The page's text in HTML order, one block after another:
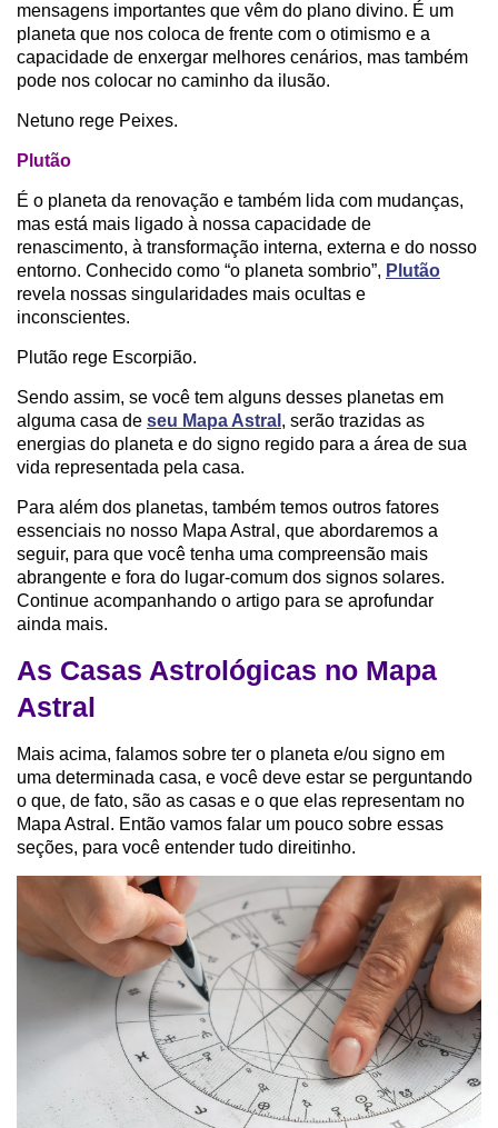
mensagens importantes que vêm do plano divino. É um
planeta que nos coloca de frente com o otimismo e a
capacidade de enxergar melhores cenários, mas também
pode nos colocar no caminho da ilusão.
Netuno rege Peixes.
Plutão
É o planeta da renovação e também lida com mudanças,
mas está mais ligado à nossa capacidade de
renascimento, à transformação interna, externa e do nosso
entorno. Conhecido como “o planeta sombrio”, Plutão
revela nossas singularidades mais ocultas e
inconscientes.
Plutão rege Escorpião.
Sendo assim, se você tem alguns desses planetas em
alguma casa de seu Mapa Astral , serão trazidas as
energias do planeta e do signo regido para a área de sua
vida representada pela casa.
Para além dos planetas, também temos outros fatores
essenciais no nosso Mapa Astral, que abordaremos a
seguir, para que você tenha uma compreensão mais
abrangente e fora do lugar-comum dos signos solares.
Continue acompanhando o artigo para se aprofundar
ainda mais.
As Casas Astrológicas no Mapa
Astral
Mais acima, falamos sobre ter o planeta e/ou signo em
uma determinada casa, e você deve estar se perguntando
o que, de fato, são as casas e o que elas representam no
Mapa Astral. Então vamos falar um pouco sobre essas
seções, para você entender tudo direitinho.